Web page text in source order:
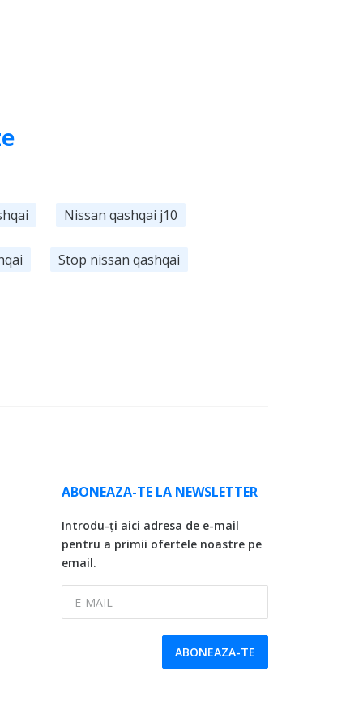
Nissan qashqai j10
Stop nissan qashqai
ABONEAZA-TE LA NEWSLETTER
Introdu-ți aici adresa de e-mail
pentru a primii ofertele noastre pe
email.
ABONEAZA-TE